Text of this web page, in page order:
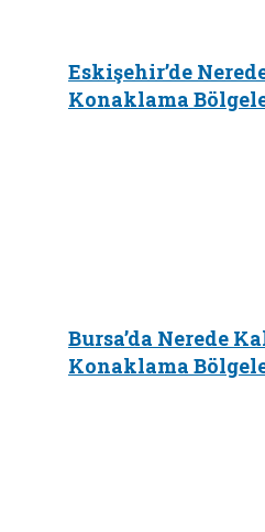
Eskişehir’de
Konaklama
Bursa’da Nerede
Konaklama